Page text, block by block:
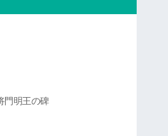
門明王の碑